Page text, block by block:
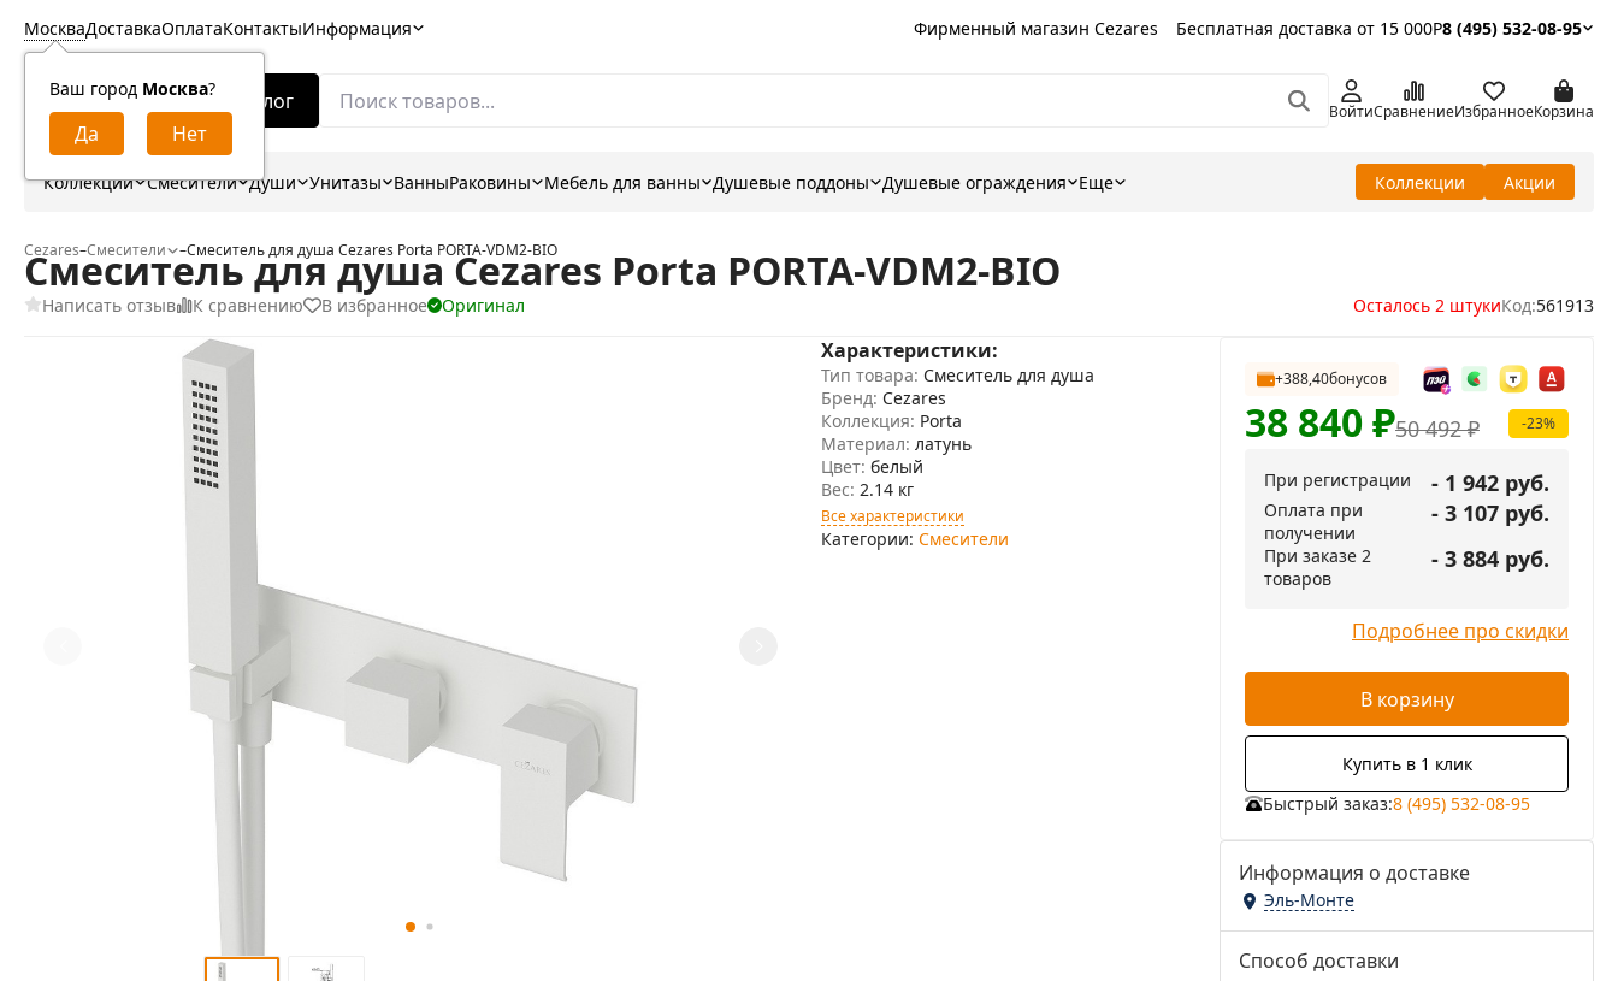
Москва
Ваш город Москва?
ДоставкаОплатаКонтактыИнформация Фирменный магазин Cezares Бесплатная доставка от 15 000Р8 (495) 532-08-95
Каталог ВойтиСравнениеИзбранноеКорзина
Коллекции Смесители Души Унитазы ВанныРаковины Мебель для ванны Душевые поддоны Душевые ограждения Еще Коллекции Акции
Cezares–Смесители –Смеситель для душа Cezares Porta PORTA-VDM2-BIO
Смеситель для душа Cezares Porta PORTA-VDM2-BIO
Написать отзыв К сравнению В избранное Оригинал Осталось 2 штукиКод:561913
Характеристики:
Тип товара: Смеситель для душа
Бренд: Cezares
Коллекция: Porta
Материал: латунь
Цвет: белый
Вес: 2.14 кг
Все характеристики
Категории: Смесители
+388,40бонусов
50 492₽
38 840₽ -23%
При регистрации - 1 942 руб.
Оплата при
получении
- 3 107 руб.
При заказе 2
товаров
- 3 884 руб.
Подробнее про скидки
В корзину
Купить в 1 клик
Быстрый заказ:8 (495) 532-08-95
Информация о доставке
Эль-Монте
Способ доставки